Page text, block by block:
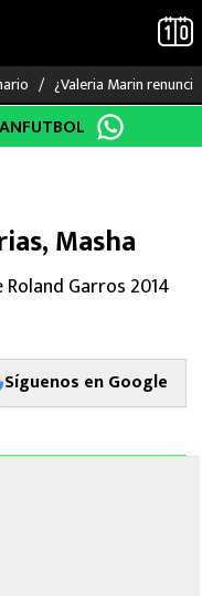
¿Valeria Marin
Masha
Garros 2014
Síguenos en Google